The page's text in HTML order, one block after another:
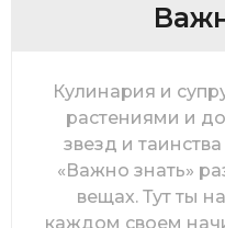
Кулинария и
растениями и
звезд и
«Важно знать»
вещах. Тут ты
каждом своем